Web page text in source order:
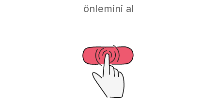
önlemini al